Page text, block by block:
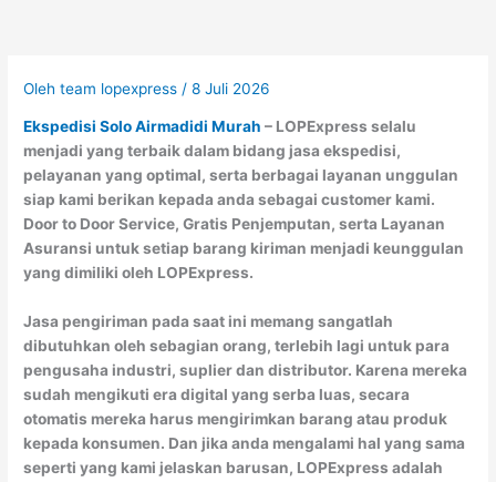
Olehteam lopexpress /8 Juli 2026
Ekspedisi Solo Airmadidi Murah – LOPExpress selalu
menjadi yang terbaik dalam bidang jasa ekspedisi,
pelayanan yang optimal, serta berbagai layanan unggulan
siap kami berikan kepada anda sebagai customer kami.
Door to Door Service, Gratis Penjemputan, serta Layanan
Asuransi untuk setiap barang kiriman menjadi keunggulan
yang dimiliki oleh LOPExpress.
Jasa pengiriman pada saat ini memang sangatlah
dibutuhkan oleh sebagian orang, terlebih lagi untuk para
pengusaha industri, suplier dan distributor. Karena mereka
sudah mengikuti era digital yang serba luas, secara
otomatis mereka harus mengirimkan barang atau produk
kepada konsumen. Dan jika anda mengalami hal yang sama
seperti yang kami jelaskan barusan, LOPExpress adalah